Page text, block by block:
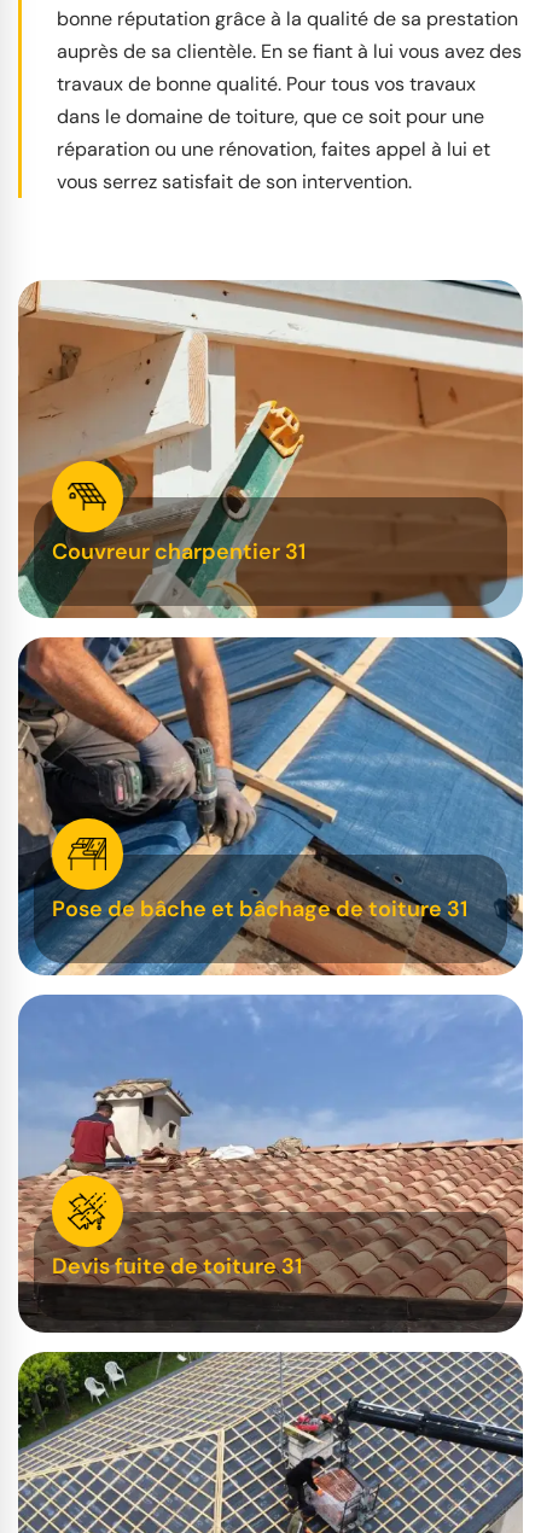
bonne réputation grâce à la qualité de sa prestation
auprès de sa clientèle. En se fiant à lui vous avez des
travaux de bonne qualité. Pour tous vos travaux
dans le domaine de toiture, que ce soit pour une
réparation ou une rénovation, faites appel à lui et
vous serrez satisfait de son intervention.
Couvreur charpentier 31
Pose de bâche et bâchage de toiture 31
Devis fuite de toiture 31